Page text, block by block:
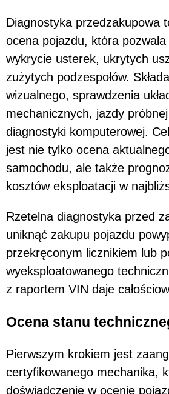
Diagnostyka przedzakupowa
ocena pojazdu, która
wykrycie usterek, ukrytych
zużytych podzespołów.
wizualnego, sprawdzenia
mechanicznych, jazdy
diagnostyki komputerowej.
jest nie tylko ocena
samochodu, ale także
kosztów eksploatacji w
Rzetelna diagnostyka przed
uniknąć zakupu pojazdu
przekręconym licznikiem lub
wyeksploatowanego
z raportem VIN daje
Ocena stanu
Pierwszym krokiem jest
certyfikowanego mechanika,
doświadczenie w ocenie